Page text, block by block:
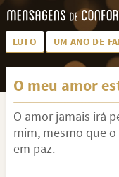
LUTO UM ANO DE
LUTO PARA AMIGA
PÊSAMES PARA
MEUS SENTIMENTOS
O meu amor
O amor jamais irá
mim, mesmo que
em paz.